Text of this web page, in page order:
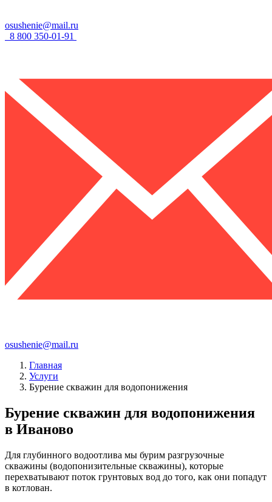
osushenie@mail.ru
8 800 350-01-91
osushenie@mail.ru
Главная
Услуги
Бурение скважин для водопонижения
Бурение скважин для водопонижения
в Иваново
Для глубинного водоотлива мы бурим разгрузочные
скважины (водопонизительные скважины), которые
перехватывают поток грунтовых вод до того, как они попадут
в котлован.